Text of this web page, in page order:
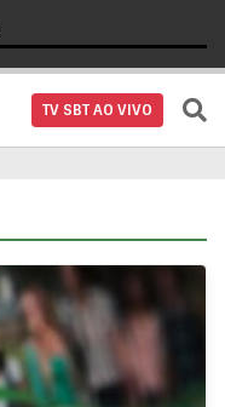
TV SBT AO VIVO